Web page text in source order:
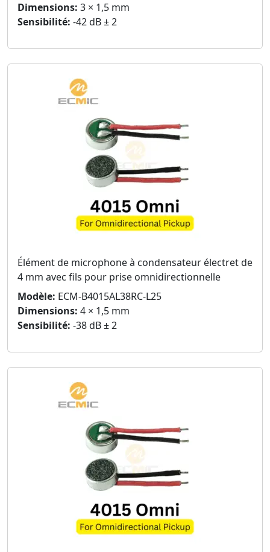
Dimensions: 3 × 1,5 mm
Sensibilité: -42 dB ± 2
Élément de microphone à condensateur électret de
4 mm avec fils pour prise omnidirectionnelle
Modèle: ECM-B4015AL38RC-L25
Dimensions: 4 × 1,5 mm
Sensibilité: -38 dB ± 2